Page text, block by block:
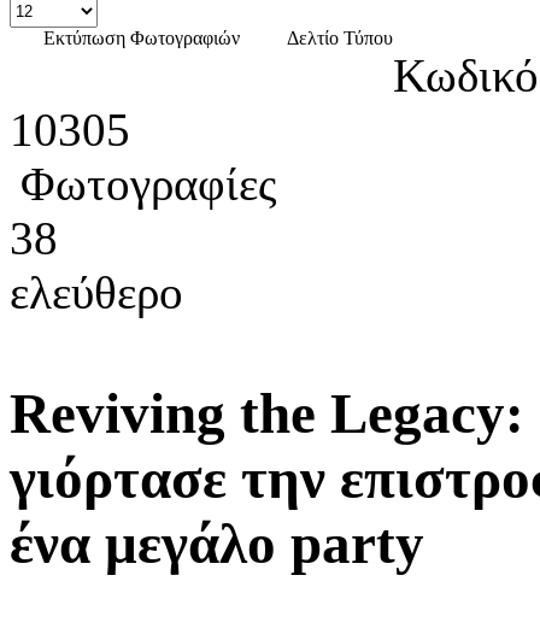
Εκτύπωση Φωτογραφιών Δελτίο Τύπου
10305
Φωτογραφίες
38
ελεύθερο
Reviving the
γιόρτασε την
ένα μεγάλο party